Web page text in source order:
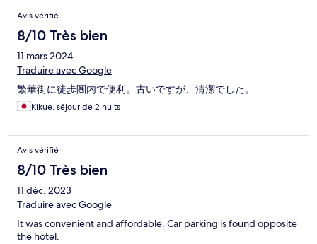
Avis vérifié
8/10 Très bien
11 mars 2024
Traduire avec Google
繁華街に徒歩圏内で便利。古いですが、清潔でした。
Kikue, séjour de 2 nuits
Avis vérifié
8/10 Très bien
11 déc. 2023
Traduire avec Google
It was convenient and affordable. Car parking is found opposite
the hotel.